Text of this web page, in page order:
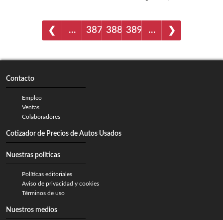
❮ … 387 388 389 … ❯
Contacto
Empleo
Ventas
Colaboradores
Cotizador de Precios de Autos Usados
Nuestras politicas
Políticas editoriales
Aviso de privacidad y cookies
Términos de uso
Nuestros medios